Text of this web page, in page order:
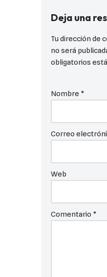
Deja una
Tu dirección de
no será
obligatorios
Nombre *
Correo
Web
Comentario *